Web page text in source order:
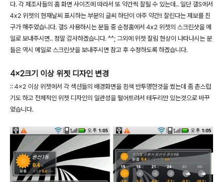
다. 각 제조사들의 홈 화면 사이즈에 따라서 또 약간씩 잘릴 수 있는데.. 일단 갤S에서
4x2 위젯의 현재날씨 표시하는 부분의 글씨 하단이 아주 약간!! 잘린다는 제보를 친
구가 해주었습니다. 갤S 사용하시는 분들 중 순정홈에서 4x2 위젯의 스크린샷을 메
일로 보내주시면.. 정말 감사하겠습니다. ^^; 그외에 위젯 잘림 현상이 나타나시는 분
들은 역시 메일로 스크린샷을 보내주시면 참고 후 수정하도록 하겠습니다.
4x2크기 이상 위젯 디자인 변경
:: 4x2 이상 위젯에서 각 섹션들의 배경화면을 흰색 반투명한것을 썼는데 좀 촌스럽
기도 하고 전체적인 위젯 디자인의 일관성을 떨어트려서 테두리만 있는것으로 바꾸
었습니다.